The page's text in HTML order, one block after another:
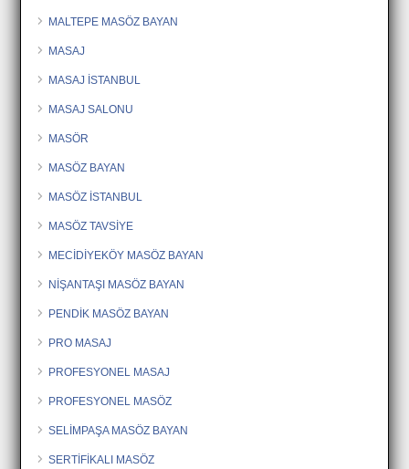
MALTEPE MASÖZ BAYAN
MASAJ
MASAJ İSTANBUL
MASAJ SALONU
MASÖR
MASÖZ BAYAN
MASÖZ İSTANBUL
MASÖZ TAVSİYE
MECİDİYEKÖY MASÖZ BAYAN
NİŞANTAŞI MASÖZ BAYAN
PENDİK MASÖZ BAYAN
PRO MASAJ
PROFESYONEL MASAJ
PROFESYONEL MASÖZ
SELİMPAŞA MASÖZ BAYAN
SERTİFİKALI MASÖZ